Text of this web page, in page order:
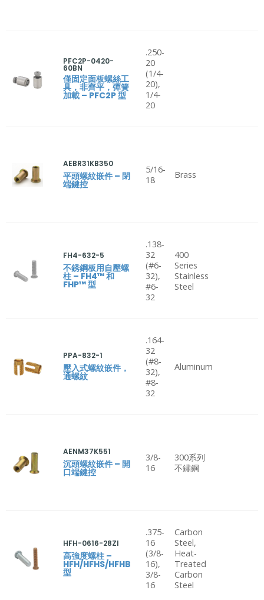
PFC2P-0420-
60BN
僅固定面板螺絲工
具，非齊平，彈簧
加載 – PFC2P 型
.250-
20
(1/4-
20),
1/4-
20
AEBR31KB350
平頭螺紋嵌件 – 閉
端鍵控
5/16-
18
Brass
FH4-632-5
不銹鋼板用自壓螺
柱 – FH4™ 和
FHP™ 型
.138-
32
(#6-
32),
#6-
32
400
Series
Stainless
Steel
PPA-832-1
壓入式螺紋嵌件，
通螺紋
.164-
32
(#8-
32),
#8-
32
Aluminum
AENM37K551
沉頭螺紋嵌件 – 開
口端鍵控
3/8-
16
300系列
不鏽鋼
HFH-0616-28ZI
高強度螺柱 –
HFH/HFHS/HFHB
型
.375-
16
(3/8-
16),
3/8-
16
Carbon
Steel,
Heat-
Treated
Carbon
Steel